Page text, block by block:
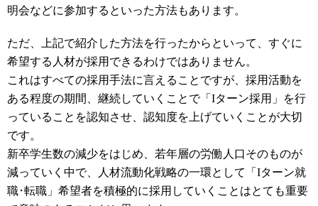
明会などに参加するといった方法もあります。
ただ、上記で紹介した方法を行ったからといって、すぐに
希望する人材が採用できるわけではありません。
これはすべての採用手法に言えることですが、採用活動を
ある程度の期間、継続していくことで「Iターン採用」を行
っていることを認知させ、認知度を上げていくことが大切
です。
新卒学生数の減少をはじめ、若年層の労働人口そのものが
減っていく中で、人材流動化戦略の一環として「Iターン就
職･転職」希望者を積極的に採用していくことはとても重要